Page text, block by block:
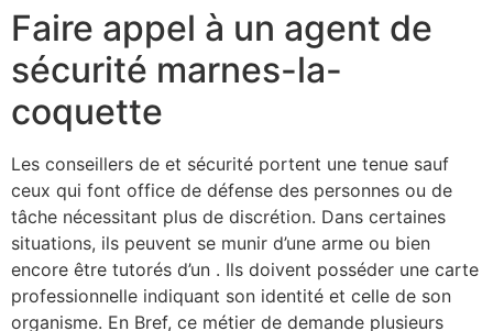
Faire appel à un agent de
sécurité marnes-la-
coquette
Les conseillers de et sécurité portent une tenue sauf
ceux qui font office de défense des personnes ou de
tâche nécessitant plus de discrétion. Dans certaines
situations, ils peuvent se munir d’une arme ou bien
encore être tutorés d’un . Ils doivent posséder une carte
professionnelle indiquant son identité et celle de son
organisme. En Bref, ce métier de demande plusieurs